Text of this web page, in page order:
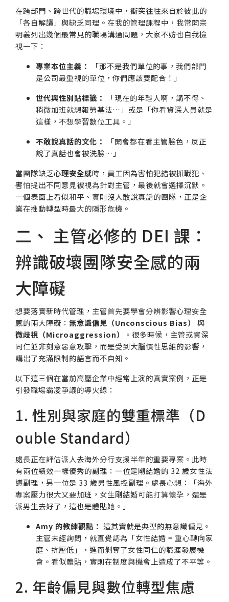
在跨部門、跨世代的職場環境中，衝突往往來自於彼此的
「各自解讀」與缺乏同理。在我的管理課程中，我常開宗
明義列出幾個最常見的職場溝通問題，大家不妨也自我檢
視一下：
專業本位主義：
「那不是我們單位的事，我們部門
是公司最重視的單位，你們應該要配合！」
世代與性別貼標籤：
「現在的年輕人啊，講不得、
稍微加班就想報勞基法…」或是「你看資深人員就是
這樣，不想學習數位工具。」
不敢說真話的文化：
「開會都在看主管臉色，反正
說了真話也會被洗臉…」
當團隊缺乏心理安全感時，員工因為害怕犯錯被抓戰犯、
害怕提出不同意見被視為針對主管，最後就會選擇沉默。
一個表面上看似和平、實則沒人敢說真話的團隊，正是企
業在推動轉型時最大的隱形危機。
二、 主管必修的 DEI 課：
辨識破壞團隊安全感的兩
大障礙
想要落實新時代管理，主管首先要學會分辨影響心理安全
感的兩大障礙： 無意識偏見（Unconscious Bias）
與
微歧視（Microaggression）
。很多時候，主管或資深
同仁並非刻意惡意攻擊，而是受到大腦慣性思維的影響，
講出了充滿限制的語言而不自知。
以下這三個在當前高壓企業中經常上演的真實案例，正是
引發職場霸凌爭議的導火線：
1. 性別與家庭的雙重標準（D
ouble Standard）
處長正在評估派人去海外分行支援半年的重要專案。此時
有兩位績效一樣優秀的副理：一位是剛結婚的 32 歲女性法
遵副理，另一位是 33 歲男性風控副理。處長心想：「海外
專案壓力很大又要加班，女生剛結婚可能打算懷孕，還是
派男生去好了，這也是體貼她。」
Amy 的教練觀點： 這其實就是典型的無意識偏見。
主管未經詢問，就直覺認為「女性結婚 = 重心轉向家
庭、抗壓低」，進而剝奪了女性同仁的職涯發展機
會。看似體貼，實則在制度與機會上造成了不平等。
2. 年齡偏見與數位轉型焦慮